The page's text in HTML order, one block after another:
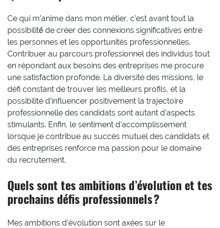
Ce qui m’anime dans mon métier, c’est avant tout la
possibilité́ de créer des connexions significatives entre
les personnes et les opportunités professionnelles.
Contribuer au parcours professionnel des individus tout
en répondant aux besoins des entreprises me procure
une satisfaction profonde. La diversité des missions, le
défi constant de trouver les meilleurs profils, et la
possibilité d’influencer positivement la trajectoire
professionnelle des candidats sont autant d’aspects
stimulants. Enfin, le sentiment d’accomplissement
lorsque je contribue au succès mutuel des candidats et
des entreprises renforce ma passion pour le domaine
du recrutement.
Quels sont tes ambitions d’évolution et tes
prochains défis professionnels ?
Mes ambitions d’évolution sont axées sur le